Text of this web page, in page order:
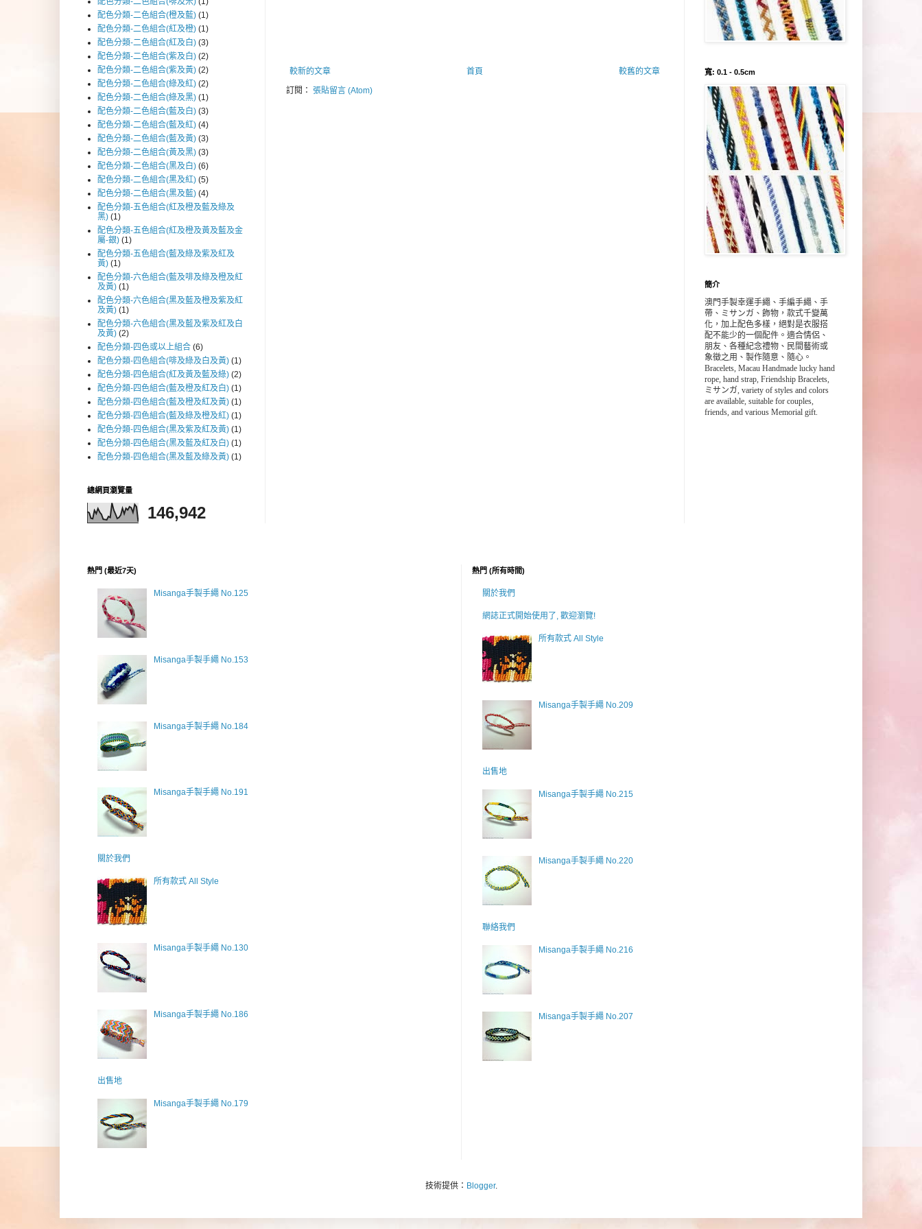
較新的文章 較舊的文章
首頁
訂閱： 張貼留言 (Atom)
配色分類-二色組合(橙及藍) (1)
配色分類-二色組合(紅及橙) (1)
配色分類-二色組合(紅及白) (3)
配色分類-二色組合(紫及白) (2)
配色分類-二色組合(紫及黃) (2)
配色分類-二色組合(綠及紅) (2)
配色分類-二色組合(綠及黑) (1)
配色分類-二色組合(藍及白) (3)
配色分類-二色組合(藍及紅) (4)
配色分類-二色組合(藍及黃) (3)
配色分類-二色組合(黃及黑) (3)
配色分類-二色組合(黑及白) (6)
配色分類-二色組合(黑及紅) (5)
配色分類-二色組合(黑及藍) (4)
配色分類-五色組合(紅及橙及藍及綠及
黑) (1)
配色分類-五色組合(紅及橙及黃及藍及金
屬-銀) (1)
配色分類-五色組合(藍及綠及紫及紅及
黃) (1)
配色分類-六色組合(藍及啡及綠及橙及紅
及黃) (1)
配色分類-六色組合(黑及藍及橙及紫及紅
及黃) (1)
配色分類-六色組合(黑及藍及紫及紅及白
及黃) (2)
配色分類-四色或以上組合 (6)
配色分類-四色組合(啡及綠及白及黃) (1)
配色分類-四色組合(紅及黃及藍及綠) (2)
配色分類-四色組合(藍及橙及紅及白) (1)
配色分類-四色組合(藍及橙及紅及黃) (1)
配色分類-四色組合(藍及綠及橙及紅) (1)
配色分類-四色組合(黑及紫及紅及黃) (1)
配色分類-四色組合(黑及藍及紅及白) (1)
配色分類-四色組合(黑及藍及綠及黃) (1)
總網頁瀏覽量
146,942
寬: 0.1 - 0.5cm
簡介
澳門手製幸運手繩、手編手繩、手
帶、ミサンガ、飾物，款式千變萬
化，加上配色多樣，絕對是衣服搭
配不能少的一個配件。適合情侶、
朋友、各種紀念禮物、民間藝術或
象徵之用、製作隨意、隨心。
Bracelets, Macau Handmade lucky hand
rope, hand strap, Friendship Bracelets,
ミサンガ, variety of styles and colors
are available, suitable for couples,
friends, and various Memorial gift.
熱門 (最近7天)
Misanga手製手繩 No.125
Misanga手製手繩 No.153
Misanga手製手繩 No.184
Misanga手製手繩 No.191
關於我們
所有款式 All Style
Misanga手製手繩 No.130
Misanga手製手繩 No.186
出售地
Misanga手製手繩 No.179
熱門 (所有時間)
關於我們
網誌正式開始使用了, 歡迎瀏覽!
所有款式 All Style
Misanga手製手繩 No.209
出售地
Misanga手製手繩 No.215
Misanga手製手繩 No.220
聯絡我們
Misanga手製手繩 No.216
Misanga手製手繩 No.207
技術提供： Blogger.